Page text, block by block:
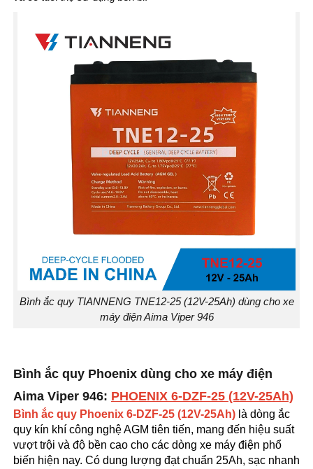
Bình ắc quy TIANNENG TNE12-25 (12V-25Ah) dùng cho xe
máy điện Aima Viper 946
Bình ắc quy Phoenix dùng cho xe máy điện
Aima Viper 946: PHOENIX 6-DZF-25 (12V-25Ah)
Bình ắc quy Phoenix 6-DZF-25 (12V-25Ah) là dòng ắc
quy kín khí công nghệ AGM tiên tiến, mang đến hiệu suất
vượt trội và độ bền cao cho các dòng xe máy điện phổ
biến hiện nay. Có dung lượng đạt chuẩn 25Ah, sạc nhanh